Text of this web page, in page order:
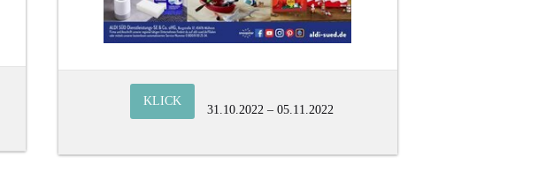
KLICK
31.10.2022 – 05.11.2022